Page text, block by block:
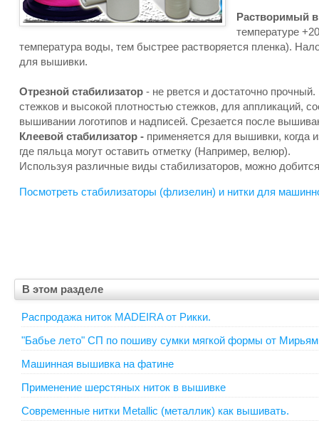
Растворимый в
температуре
температура воды, тем быстрее растворяется пленка).
для вышивки.
Отрезной стабилизатор - не рвется и достаточно
стежков и высокой плотностью стежков, для аппликаций,
вышивании логотипов и надписей. Срезается после
Клеевой стабилизатор - применяется для вышивки, когда
где пяльца могут оставить отметку (Например, велюр).
Используя различные виды стабилизаторов, можно
Посмотреть стабилизаторы (флизелин) и нитки для
В этом разделе
Распродажа ниток MADEIRA от Рикки.
"Бабье лето" СП по пошиву сумки мягкой формы от
Машинная вышивка на фатине
Применение шерстяных ниток в вышивке
Современные нитки Metallic (металлик) как вышивать.